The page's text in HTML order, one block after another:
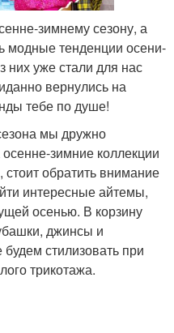
зимнему сезону, а
модные тенденции осени-
уже стали для нас
вернулись на
тебе по душе!
мы дружно
зимние коллекции
обратить внимание
интересные айтемы,
осенью. В корзину
джинсы и
стилизовать при
трикотажа.